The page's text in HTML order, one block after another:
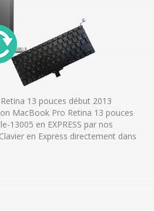
13 pouces début 2013
MacBook Pro Retina 13 pouces
13005 en EXPRESS par nos
en Express directement dans